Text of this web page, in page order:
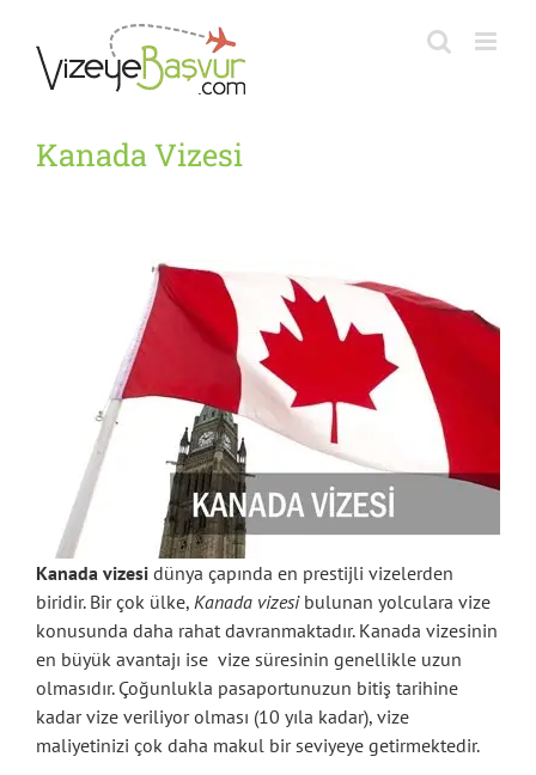
content
Kanada Vizesi
Kanada vizesi dünya çapında en prestijli vizelerden
biridir. Bir çok ülke, Kanada vizesibulunan yolculara vize
konusunda daha rahat davranmaktadır. Kanada vizesinin
en büyük avantajı ise vize süresinin genellikle uzun
olmasıdır. Çoğunlukla pasaportunuzun bitiş tarihine
kadar vize veriliyor olması (10 yıla kadar), vize
maliyetinizi çok daha makul bir seviyeye getirmektedir.